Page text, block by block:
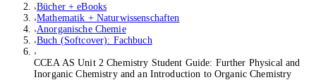
Bücher + eBooks
Mathematik + Naturwissenschaften
Anorganische Chemie
Buch (Softcover): Fachbuch
CCEA AS Unit 2 Chemistry Student Guide: Further Physical and
Inorganic Chemistry and an Introduction to Organic Chemistry